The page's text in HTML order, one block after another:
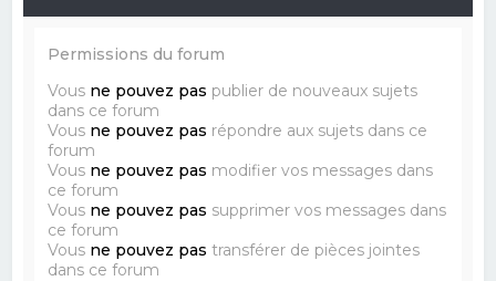
Permissions du forum
Vous ne pouvez pas publier de nouveaux sujets
dans ce forum
Vous ne pouvez pas répondre aux sujets dans ce
forum
Vous ne pouvez pas modifier vos messages dans
ce forum
Vous ne pouvez pas supprimer vos messages dans
ce forum
Vous ne pouvez pas transférer de pièces jointes
dans ce forum